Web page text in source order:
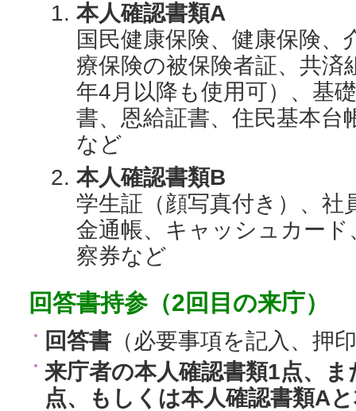
本人確認書類A
国民健康保険、健康保険、
療保険の被保険者証、共済
年4月以降も使用可）、基
書、恩給証書、住民基本台
など
本人確認書類B
学生証（顔写真付き）、社
金通帳、キャッシュカー
察券など
回答書持参（2回目の来庁）
回答書 （必要事項を記入、押
来庁者の本人確認書類1点、
点、もしくは本人確認書類A